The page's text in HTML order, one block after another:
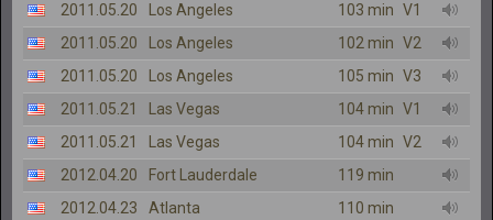
2011.05.20
Los Angeles 103 min V1
2011.05.20
Los Angeles 102 min V2
2011.05.20
Los Angeles 105 min V3
2011.05.21
Las Vegas 104 min V1
2011.05.21
Las Vegas 104 min V2
2012.04.20
Fort Lauderdale
119 min
2012.04.23
Atlanta
110 min